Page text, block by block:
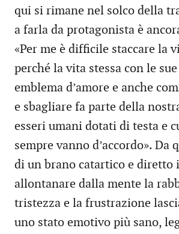
qui si rimane nel solco della
a farla da protagonista è
«Per me è difficile staccare la
perché la vita stessa con le
emblema d’amore e anche
e sbagliare fa parte della
esseri umani dotati di testa e
sempre vanno d’accordo». Da
di un brano catartico e diretto
allontanare dalla mente la
tristezza e la frustrazione
uno stato emotivo più sano,